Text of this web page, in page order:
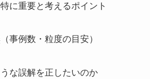
に重要と考えるポイント
事例数・粒度の目安）
な誤解を正したいのか